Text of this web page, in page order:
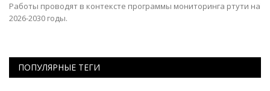
Работы проводят в контексте программы мониторинга ртути на
2026-2030 годы.
ПОПУЛЯРНЫЕ ТЕГИ